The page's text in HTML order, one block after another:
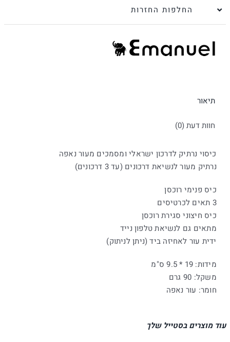
מעור
נאפה
החלפות החזרות
תיאור
חוות דעת (0)
כיסוי נרתיק לדרכון ישראלי ומסמכים מעור נאפה
נרתיק מעור לנשיאת דרכונים (עד 3 דרכונים)
כיס פנימי רוכסן
3 תאים לכרטיסים
כיס חיצוני סגירת רוכסן
מתאים גם לנשיאת טלפון נייד
ידית עור לאחיזה ביד (ניתן לניתוק)
מידות: 19 * 9.5 ס"מ
משקל: 90 גרם
חומר: עור נאפה
עוד מוצרים בסטייל שלך